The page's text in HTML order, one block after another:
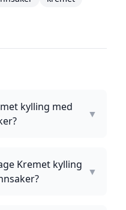
kylling med
▼
Kremet kylling
▼